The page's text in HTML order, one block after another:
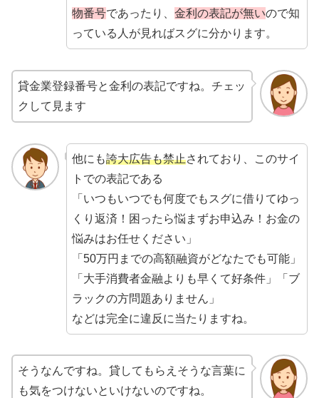
物番号であったり、 金利の表記が無いので知
っている人が見ればスグに分かります。
貸金業登録番号と金利の表記ですね。チェッ
クして見ます
他にも誇大広告も禁止されており、このサイ
トでの表記である
「いつもいつでも何度でもスグに借りてゆっ
くり返済！困ったら悩まずお申込み！お金の
悩みはお任せください」
「50万円までの高額融資がどなたでも可能」
「大手消費者金融よりも早くて好条件」「ブ
ラックの方問題ありません」
などは完全に違反に当たりますね。
そうなんですね。貸してもらえそうな言葉に
も気をつけないといけないのですね。